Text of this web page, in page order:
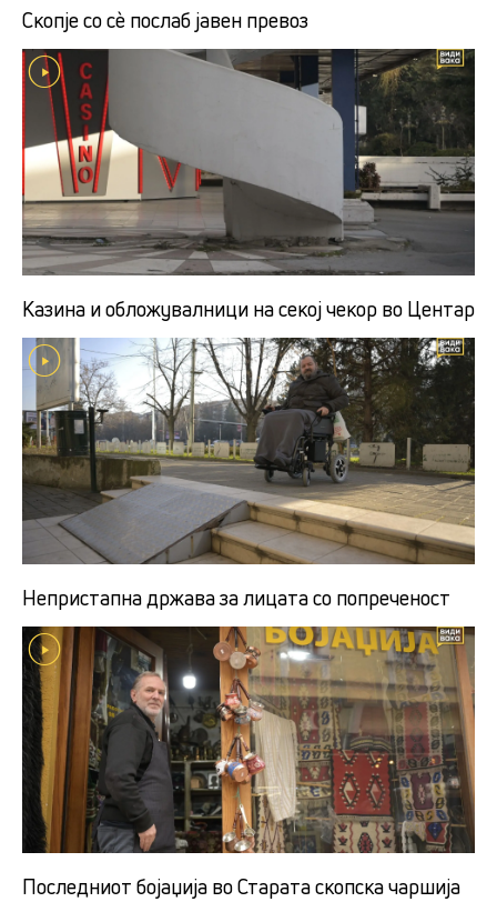
Скопје со сè послаб јавен превоз
Казина и обложувалници на секој чекор во Центар
Непристапна држава за лицата со попреченост
Последниот бојаџија во Старата скопска чаршија